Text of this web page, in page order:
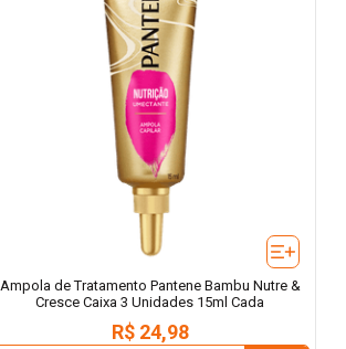
Ampola de Tratamento Pantene Bambu Nutre &
Cresce Caixa 3 Unidades 15ml Cada
R$ 24,98